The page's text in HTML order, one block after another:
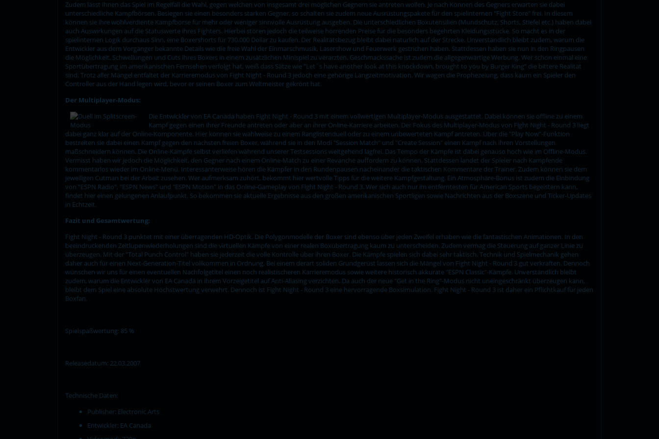
Zudem lässt ihnen das Spiel im Regelfall die Wahl, gegen welchen von insgesamt drei möglichen Gegnern sie antreten wollen. Je nach Können des Gegners erwarten sie dabei
unterschiedliche Kampfbörsen. Besiegen sie einen besonders starken Gegner, so schalten sie zudem neue Ausrüstungspakete für den spielinternen "Fight Store" frei. In diesem
können sie ihre wohlverdiente Kampfbörse für mehr oder weniger sinnvolle Ausrüstung ausgeben. Die unterschiedlichen Boxutensilien (Mundschutz, Shorts, Stiefel etc.) haben dabei
auch Auswirkungen auf die Statuswerte ihres Fighters. Hierbei stören jedoch die teilweise horrenden Preise für die besonders begehrten Kleidungsstücke. So macht es in der
spielinternen Logik durchaus Sinn, eine Boxershorts für 730.000 Dollar zu kaufen. Der Realitätsbezug bleibt dabei natürlich auf der Strecke. Unverständlich bleibt zudem, warum die
Entwickler aus dem Vorgänger bekannte Details wie die freie Wahl der Einmarschmusik, Lasershow und Feuerwerk gestrichen haben. Stattdessen haben sie nun in den Ringpausen
die Möglichkeit, Schwellungen und Cuts ihres Boxers in einem zusätzlichen Minispiel zu verarzten. Geschmackssache ist zudem die allgegenwärtige Werbung. Wer schon einmal eine
Sportübertragung im amerikanischen Fernsehen verfolgt hat, weiß dass Sätze wie "Let´s have another look at this knockdown, brought to you by Burger King" die bittere Realität
sind. Trotz aller Mängel entfaltet der Karrieremodus von Fight Night - Round 3 jedoch eine gehörige Langzeitmotivation. Wir wagen die Prophezeiung, dass kaum ein Spieler den
Controller aus der Hand legen wird, bevor er seinen Boxer zum Weltmeister gekrönt hat.
Der Multiplayer-Modus:
Die Entwickler von EA Canada haben Fight Night - Round 3 mit einem vollwertigen Multiplayer-Modus ausgestattet. Dabei können sie offline zu einem
Kampf gegen einen ihrer Freunde antreten oder aber an ihrer Online-Karriere arbeiten. Der Fokus des Multiplayer-Modus von Fight Night - Round 3 liegt
dabei ganz klar auf der Online-Komponente. Hier können sie wahlweise zu einem Ranglistenduell oder zu einem unbewerteten Kampf antreten. Über die "Play Now"-Funktion
bestreiten sie dabei einen Kampf gegen den nächsten freien Boxer, während sie in den Modi "Session Match" und "Create Session" einen Kampf nach ihren Vorstellungen
maßschneidern können. Die Online-Kämpfe selbst verliefen während unserer Testsessions weitgehend lagfrei. Das Tempo der Kämpfe ist dabei genauso hoch wie im Offline-Modus.
Vermisst haben wir jedoch die Möglichkeit, den Gegner nach einem Online-Match zu einer Revanche auffordern zu können. Stattdessen landet der Spieler nach Kampfende
kommentarlos wieder im Online-Menü. Interessanterweise hören die Kämpfer in den Rundenpausen nacheinander die taktischen Kommentare der Trainer. Zudem können sie dem
jeweiligen Cutman bei der Arbeit zusehen. Wer aufmerksam zuhört, bekommt hier wertvolle Tipps für die weitere Kampfgestaltung. Ein Atmosphäre-Bonus ist zudem die Einbindung
von "ESPN Radio", "ESPN News" und "ESPN Motion" in das Online-Gameplay von Fight Night - Round 3. Wer sich auch nur im entferntesten für American Sports begeistern kann,
findet hier einen gelungenen Anlaufpunkt. So bekommen sie aktuelle Ergebnisse aus den großen amerikanischen Sportligen sowie Nachrichten aus der Boxszene und Ticker-Updates
in Echtzeit.
Fazit und Gesamtwertung:
Fight Night - Round 3 punktet mit einer überragenden HD-Optik. Die Polygonmodelle der Boxer sind ebenso über jeden Zweifel erhaben wie die fantastischen Animationen. In den
beeindruckenden Zeitlupenwiederholungen sind die virtuellen Kämpfe von einer realen Boxübertragung kaum zu unterscheiden. Zudem vermag die Steuerung auf ganzer Linie zu
überzeugen. Mit der "Total Punch Control" haben sie jederzeit die volle Kontrolle über ihren Boxer. Die Kämpfe spielen sich dabei sehr taktisch. Technik und Spielmechanik gehen
daher auch für einen Next-Generation-Titel vollkommen in Ordnung. Bei einem derart soliden Grundgerüst lassen sich die Mängel von Fight Night - Round 3 gut verkraften. Dennoch
wünschen wir uns für einen eventuellen Nachfolgetitel einen noch realistischeren Karrieremodus sowie weitere historisch akkurate "ESPN Classic"-Kämpfe. Unverständlich bleibt
zudem, warum die Entwickler von EA Canada in ihrem Vorzeigetitel auf Anti-Aliasing verzichten. Da auch der neue "Get in the Ring"-Modus nicht uneingeschränkt überzeugen kann,
bleibt dem Spiel eine absolute Höchstwertung verwehrt. Dennoch ist Fight Night - Round 3 eine hervorragende Boxsimulation. Fight Night - Round 3 ist daher ein Pflichtkauf für jeden
Boxfan.
Spielspaßwertung: 85 %
Releasedatum: 22.03.2007
Technische Daten:
Publisher: Electronic Arts
Entwickler: EA Canada